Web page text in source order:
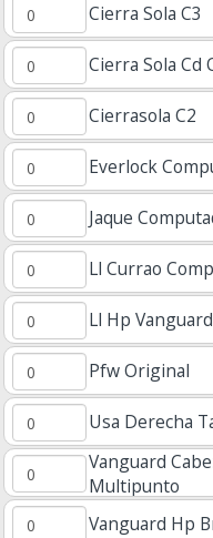
Cierra Sola C3
Cierra Sola Cd
Cierrasola C2
Everlock
Jaque
Ll Currao
Ll Hp
Pfw Original
Usa Derecha
Vanguard
Multipunto
Vanguard Hp